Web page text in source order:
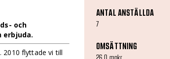
och
2010 flyttade vi till
ANTAL ANSTÄLLDA
7
OMSÄTTNING
26,0 mnkr